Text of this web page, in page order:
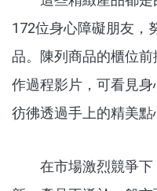
172位身心障礙朋友，
品。陳列商品的櫃位
作過程影片，可看見身
彷彿透過手上的精美點
在市場激烈競爭下